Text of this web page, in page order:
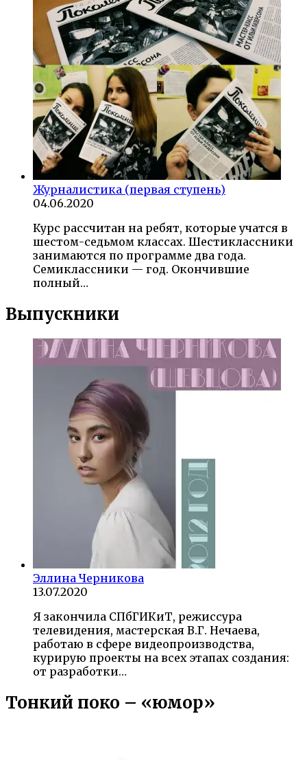
Журналистика (первая ступень)
04.06.2020
Курс рассчитан на ребят, которые учатся в
шестом-седьмом классах. Шестиклассники
занимаются по программе два года.
Семиклассники — год. Окончившие
полный…
Выпускники
Эллина Черникова
13.07.2020
Я закончила СПбГИКиТ, режиссура
телевидения, мастерская В.Г. Нечаева,
работаю в сфере видеопроизводства,
курирую проекты на всех этапах создания:
от разработки…
Тонкий поко – «юмор»